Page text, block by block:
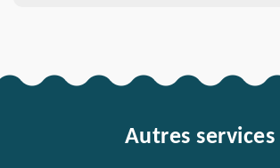
Autres services